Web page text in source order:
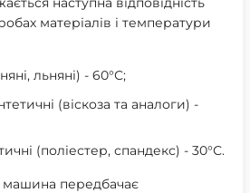
матеріалів і температури
льняні) - 60°С;
(віскоза та аналоги) -
(поліестер, спандекс) - 30°С.
передбачає